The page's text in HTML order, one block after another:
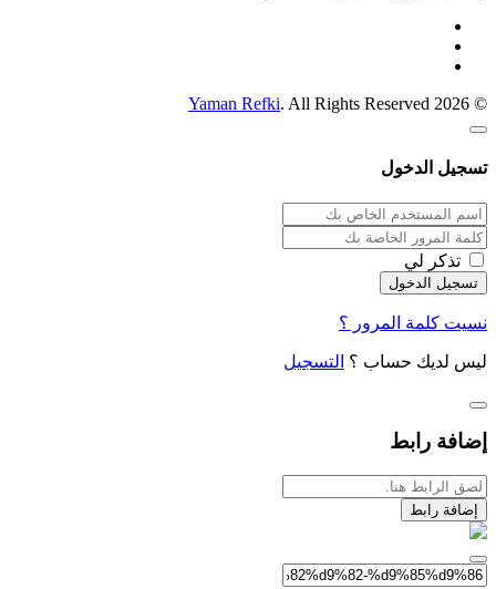
© 2026
Yaman Refki. All Rights Reserved
تسجيل الدخول
تذكر لي
نسيت كلمة المرور ؟
ليس لديك حساب ؟ التسجيل
إضافة رابط
إضافة رابط